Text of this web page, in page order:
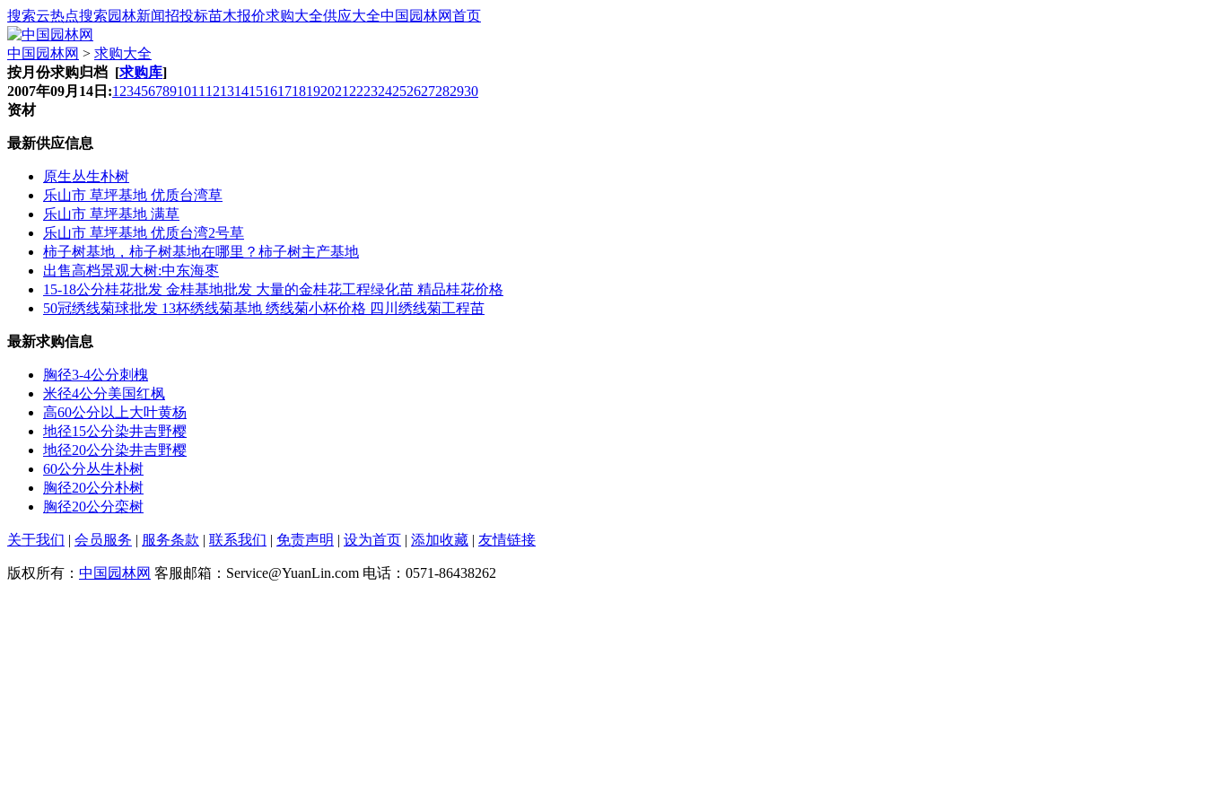
搜索云热点搜索园林新闻招投标苗木报价求购大全供应大全中国园林网首页
中国园林网 > 求购大全
按月份求购归档 [求购库]
2007年09月14日:1 234567891011 12131415161718192021 222324252627282930
资材
最新供应信息
原生丛生朴树
乐山市 草坪基地 优质台湾草
乐山市 草坪基地 满草
乐山市 草坪基地 优质台湾2号草
柿子树基地，柿子树基地在哪里？柿子树主产基地
出售高档景观大树:中东海枣
15-18公分桂花批发 金桂基地批发 大量的金桂花工程绿化苗 精品桂花价格
50冠绣线菊球批发 13杯绣线菊基地 绣线菊小杯价格 四川绣线菊工程苗
最新求购信息
胸径3-4公分刺槐
米径4公分美国红枫
高60公分以上大叶黄杨
地径15公分染井吉野樱
地径20公分染井吉野樱
60公分丛生朴树
胸径20公分朴树
胸径20公分栾树
关于我们 | 会员服务 | 服务条款 | 联系我们 | 免责声明 | 设为首页 | 添加收藏 | 友情链接
版权所有： 中国园林网 客服邮箱：Service@YuanLin.com 电话：0571-86438262